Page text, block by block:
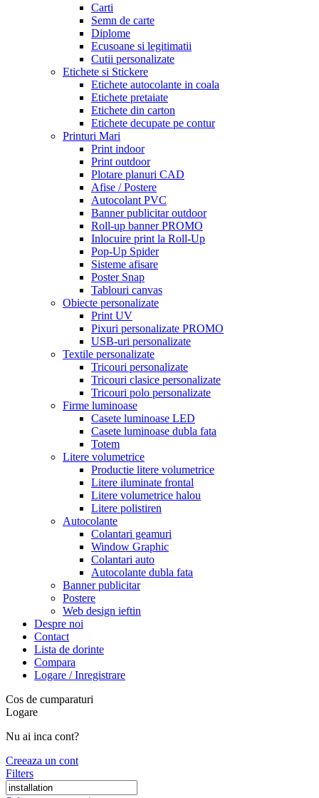
Carti
Semn de carte
Diplome
Ecusoane si legitimatii
Cutii personalizate
Etichete si Stickere
Etichete autocolante in coala
Etichete pretaiate
Etichete din carton
Etichete decupate pe contur
Printuri Mari
Print indoor
Print outdoor
Plotare planuri CAD
Afise / Postere
Autocolant PVC
Banner publicitar outdoor
Roll-up banner PROMO
Inlocuire print la Roll-Up
Pop-Up Spider
Sisteme afisare
Poster Snap
Tablouri canvas
Obiecte personalizate
Print UV
Pixuri personalizate PROMO
USB-uri personalizate
Textile personalizate
Tricouri personalizate
Tricouri clasice personalizate
Tricouri polo personalizate
Firme luminoase
Casete luminoase LED
Casete luminoase dubla fata
Totem
Litere volumetrice
Productie litere volumetrice
Litere iluminate frontal
Litere volumetrice halou
Litere polistiren
Autocolante
Colantari geamuri
Window Graphic
Colantari auto
Autocolante dubla fata
Banner publicitar
Postere
Web design ieftin
Despre noi
Contact
Lista de dorinte
Compara
Logare / Inregistrare
Cos de cumparaturi
Logare
Nu ai inca cont?
Creeaza un cont
Filters